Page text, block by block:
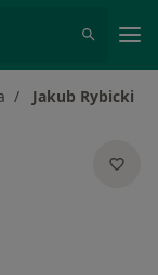
Jakub Rybicki